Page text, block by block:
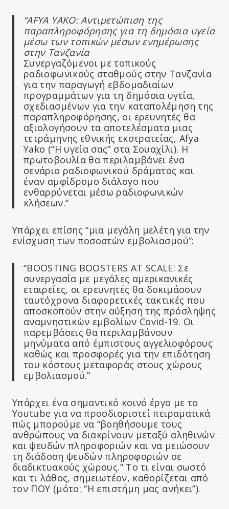
“AFYA YAKO: Αντιμετώπιση της
παραπληροφόρησης για τη δημόσια υγεία
μέσω των τοπικών μέσων ενημέρωσης
στην Τανζανία
Συνεργαζόμενοι με τοπικούς
ραδιοφωνικούς σταθμούς στην Τανζανία
για την παραγωγή εβδομαδιαίων
προγραμμάτων για τη δημόσια υγεία,
σχεδιασμένων για την καταπολέμηση της
παραπληροφόρησης, οι ερευνητές θα
αξιολογήσουν τα αποτελέσματα μιας
τετράμηνης εθνικής εκστρατείας, Afya
Yako (“Η υγεία σας” στα Σουαχίλι). Η
πρωτοβουλία θα περιλαμβάνει ένα
σενάριο ραδιοφωνικού δράματος και
έναν αμφίδρομο διάλογο που
ενθαρρύνεται μέσω ραδιοφωνικών
κλήσεων.”
Υπάρχει επίσης “μια μεγάλη μελέτη για την
ενίσχυση των ποσοστών εμβολιασμού”:
“BOOSTING BOOSTERS AT SCALE: Σε
συνεργασία με μεγάλες αμερικανικές
εταιρείες, οι ερευνητές θα δοκιμάσουν
ταυτόχρονα διαφορετικές τακτικές που
αποσκοπούν στην αύξηση της πρόσληψης
αναμνηστικών εμβολίων Covid-19. Οι
παρεμβάσεις θα περιλαμβάνουν
μηνύματα από έμπιστους αγγελιοφόρους
καθώς και προσφορές για την επιδότηση
του κόστους μεταφοράς στους χώρους
εμβολιασμού.”
Υπάρχει ένα σημαντικό κοινό έργο με το
Youtube για να προσδιοριστεί πειραματικά
πώς μπορούμε να “βοηθήσουμε τους
ανθρώπους να διακρίνουν μεταξύ αληθινών
και ψευδών πληροφοριών και να μειώσουν
τη διάδοση ψευδών πληροφοριών σε
διαδικτυακούς χώρους.” Το τι είναι σωστό
και τι λάθος, σημειωτέον, καθορίζεται από
τον ΠΟΥ (μότο: “Η επιστήμη μας ανήκει”).